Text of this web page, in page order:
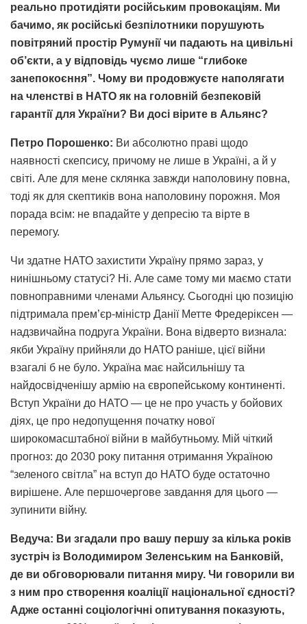
реально протидіяти російським провокаціям. Ми
бачимо, як російські безпілотники порушують
повітряний простір Румунії чи падають на цивільні
об’єкти, а у відповідь чуємо лише “глибоке
занепокоєння”. Чому ви продовжуєте наполягати
на членстві в НАТО як на головній безпековій
гарантії для України? Ви досі вірите в Альянс?
Петро Порошенко: Ви абсолютно праві щодо
наявності скепсису, причому не лише в Україні, а й у
світі. Але для мене склянка завжди наполовину повна,
тоді як для скептиків вона наполовину порожня. Моя
порада всім: не впадайте у депресію та вірте в
перемогу.
Чи здатне НАТО захистити Україну прямо зараз, у
нинішньому статусі? Ні. Але саме тому ми маємо стати
повноправними членами Альянсу. Сьогодні цю позицію
підтримала прем’єр-міністр Данії Метте Фредеріксен —
надзвичайна подруга України. Вона відверто визнала:
якби Україну прийняли до НАТО раніше, цієї війни
взагалі б не було. Україна має найсильнішу та
найдосвідченішу армію на європейському континенті.
Вступ України до НАТО — це не про участь у бойових
діях, це про недопущення початку нової
широкомасштабної війни в майбутньому. Мій чіткий
прогноз: до 2030 року питання отримання Україною
“зеленого світла” на вступ до НАТО буде остаточно
вирішене. Але першочергове завдання для цього —
зупинити війну.
Ведуча: Ви згадали про вашу першу за кілька років
зустріч із Володимиром Зеленським на Банковій,
де ви обговорювали питання миру. Чи говорили ви
з ним про створення коаліції національної єдності?
Адже останні соціологічні опитування показують,